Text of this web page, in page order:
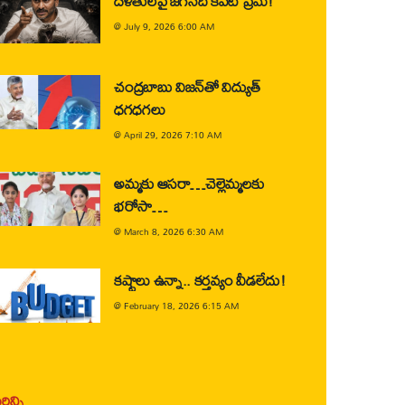
@July 9, 2026 6:00 AM
చంద్రబాబు విజన్‌తో విద్యుత్
ధగధగలు
@April 29, 2026 7:10 AM
అమ్మకు ఆసరా…చెల్లెమ్మలకు
భరోసా…
@ March 8, 2026 6:30 AM
కష్టాలు ఉన్నా.. కర్తవ్యం వీడలేదు!
@February 18, 2026 6:15 AM